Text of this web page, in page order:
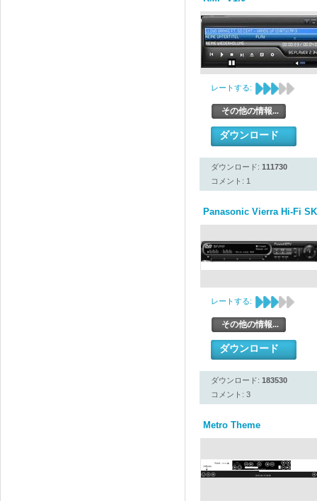
レートする:
その他の情報...
ダウンロード
ダウンロード: 111730
コメント: 1
Panasonic Vierra Hi-Fi
レートする:
その他の情報...
ダウンロード
ダウンロード: 183530
コメント: 3
Metro Theme